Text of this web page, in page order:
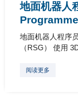
地面机器人
地面机器人程序
（RSG） 使用
阅读更多